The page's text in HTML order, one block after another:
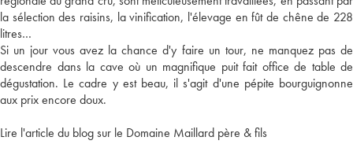
la sélection des raisins, la vinification, l'élevage en fût de chêne de 228
litres…
Si un jour vous avez la chance d'y faire un tour, ne manquez pas de
descendre dans la cave où un magnifique puit fait office de table de
dégustation. Le cadre y est beau, il s'agit d'une pépite bourguignonne
aux prix encore doux.
Lire l'article du blog sur le Domaine Maillard père & fils